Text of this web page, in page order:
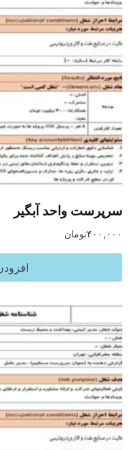
سرپرست واحد آبگیر
۴۰۰,۰۰۰تومان